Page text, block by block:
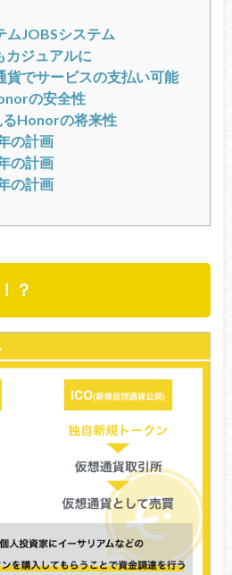
JOBSシステム
ジュアルに
でサービスの支払い可能
の安全性
Honorの将来性
の計画
の計画
の計画
？